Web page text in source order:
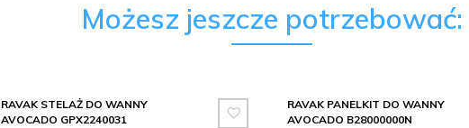
Możesz jeszcze potrzebować:
RAVAK STELAŻ DO WANNY
AVOCADO GPX2240031
RAVAK PANELKIT DO WANNY
AVOCADO B28000000N